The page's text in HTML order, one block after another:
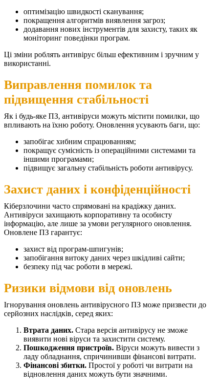
оптимізацію швидкості сканування;
покращення алгоритмів виявлення загроз;
додавання нових інструментів для захисту, таких як
моніторинг поведінки програм.
Ці зміни роблять антивірус більш ефективним і зручним у
використанні.
Виправлення помилок та
підвищення стабільності
Як і будь-яке ПЗ, антивіруси можуть містити помилки, що
впливають на їхню роботу. Оновлення усувають баги, що:
запобігає хибним спрацюванням;
покращує сумісність із операційними системами та
іншими програмами;
підвищує загальну стабільність роботи антивірусу.
Захист даних і конфіденційності
Кіберзлочини часто спрямовані на крадіжку даних.
Антивіруси захищають корпоративну та особисту
інформацію, але лише за умови регулярного оновлення.
Оновлене ПЗ гарантує:
захист від програм-шпигунів;
запобігання витоку даних через шкідливі сайти;
безпеку під час роботи в мережі.
Ризики відмови від оновлень
Ігнорування оновлень антивірусного ПЗ може призвести до
серйозних наслідків, серед яких:
Втрата даних. Стара версія антивірусу не зможе
виявити нові віруси та захистити систему.
Пошкодження пристроїв. Віруси можуть вивести з
ладу обладнання, спричинивши фінансові витрати.
Фінансові збитки. Простої у роботі чи витрати на
відновлення даних можуть бути значними.